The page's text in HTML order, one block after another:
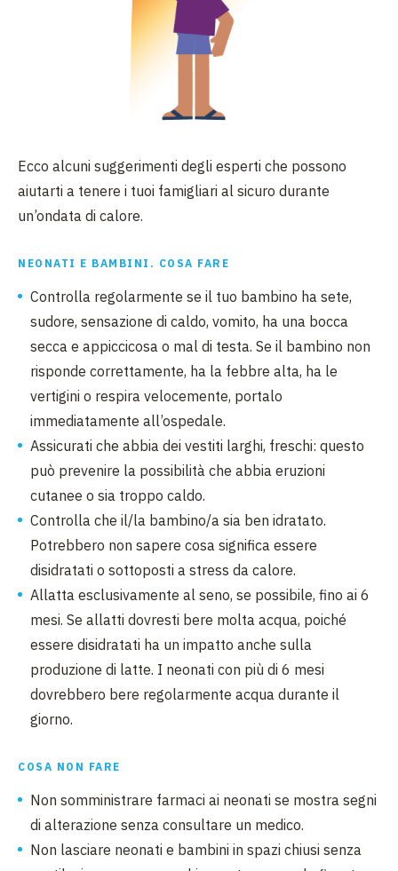
Ecco alcuni suggerimenti degli esperti che possono
aiutarti a tenere i tuoi famigliari al sicuro durante
un’ondata di calore.
NEONATI E BAMBINI. COSA FARE
Controlla regolarmente se il tuo bambino ha sete,
sudore, sensazione di caldo, vomito, ha una bocca
secca e appiccicosa o mal di testa. Se il bambino non
risponde correttamente, ha la febbre alta, ha le
vertigini o respira velocemente, portalo
immediatamente all’ospedale.
Assicurati che abbia dei vestiti larghi, freschi: questo
può prevenire la possibilità che abbia eruzioni
cutanee o sia troppo caldo.
Controlla che il/la bambino/a sia ben idratato.
Potrebbero non sapere cosa significa essere
disidratati o sottoposti a stress da calore.
Allatta esclusivamente al seno, se possibile, fino ai 6
mesi. Se allatti dovresti bere molta acqua, poiché
essere disidratati ha un impatto anche sulla
produzione di latte. I neonati con più di 6 mesi
dovrebbero bere regolarmente acqua durante il
giorno.
COSA NON FARE
Non somministrare farmaci ai neonati se mostra segni
di alterazione senza consultare un medico.
Non lasciare neonati e bambini in spazi chiusi senza